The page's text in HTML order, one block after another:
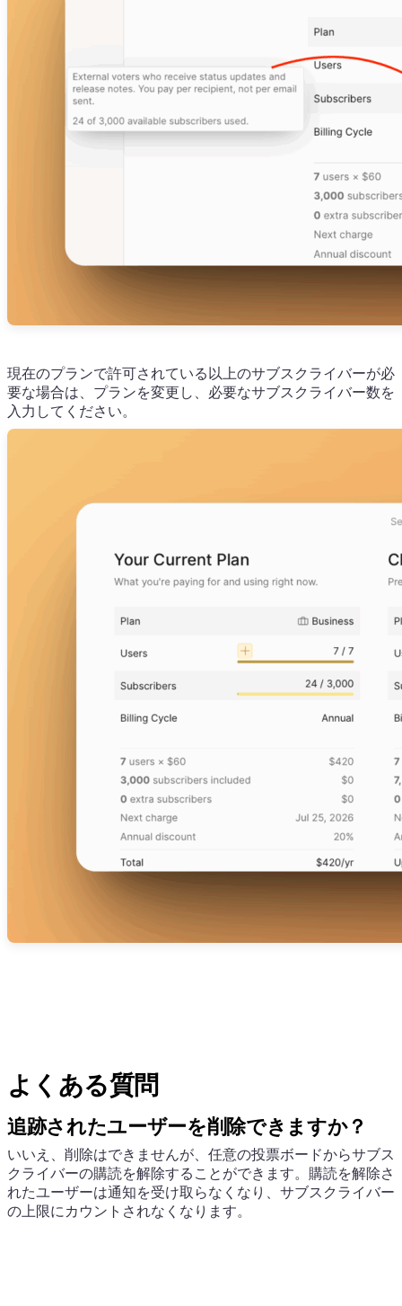
現在のプランで許可されている以上のサブスクライバーが必
要な場合は、プランを変更し、必要なサブスクライバー数を
入力してください。
よくある質問
追跡されたユーザーを削除できますか？
いいえ、削除はできませんが、任意の投票ボードからサブス
クライバーの購読を解除することができます。購読を解除さ
れたユーザーは通知を受け取らなくなり、サブスクライバー
の上限にカウントされなくなります。